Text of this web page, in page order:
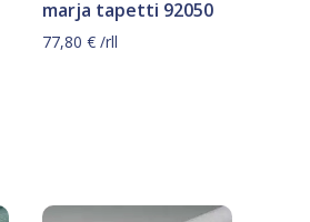
marja tapetti 92050
77,80€ /rll